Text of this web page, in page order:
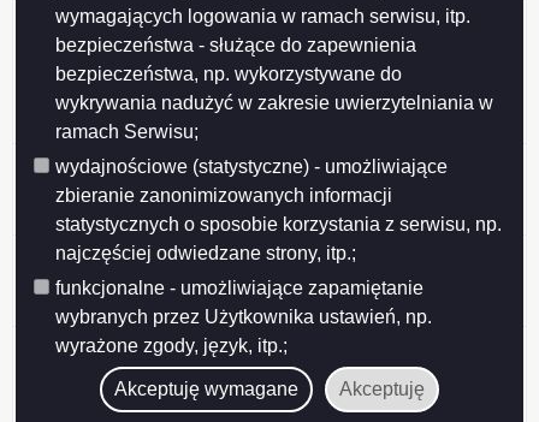
wymagających logowania w ramach serwisu, itp.
bezpieczeństwa - służące do zapewnienia
bezpieczeństwa, np. wykorzystywane do
wykrywania nadużyć w zakresie uwierzytelniania w
ramach Serwisu;
wydajnościowe (statystyczne) - umożliwiające
zbieranie zanonimizowanych informacji
statystycznych o sposobie korzystania z serwisu, np.
najczęściej odwiedzane strony, itp.;
funkcjonalne - umożliwiające zapamiętanie
wybranych przez Użytkownika ustawień, np.
wyrażone zgody, język, itp.;
Akceptuję wymagane Akceptuję
Oferta pracy na stanowisku
wychowawca/wychowawczyni -
koordynator/koordynatorka ds. opieki w Placówce
Opiekuńczo-Wychowawczej w Suwałkach w wymiarze
1 etatu - z dnia 2026-01-12
Oferta pracy na stanowisku inspektor nadzoru robót
drogowych w Wydziale Inwestycji Urzędu Miejskiego w
Suwałkach w wymiarze 1 etatu - z dnia 2025-12-31
Oferta pracy na stanowisku inspektor nadzoru robót
drogowych w Wydziale Inwestycji Urzędu Miejskiego w
Suwałkach w wymiarze 1 etatu - z dnia 2025-11-24
Oferta pracy na stanowisku koordynator ds. opieki /
starszy wychowawca w Placówce Opiekuńczo-
Wychowawczej w Suwałkach w wymiarze 1 etatu - z